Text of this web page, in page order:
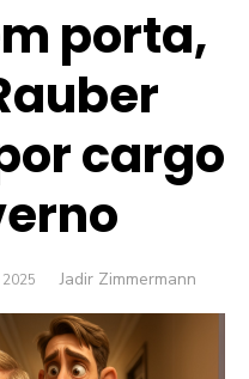
porta,
cargo
Author
Jadir Zimmermann